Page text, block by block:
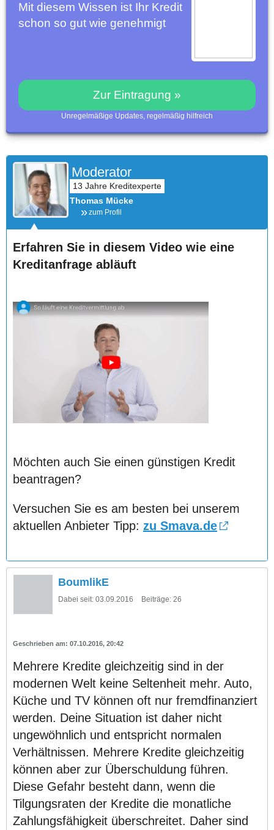
Mit diesem Wissen ist Ihr Kredit
schon so gut wie genehmigt
Zur Eintragung »
Unregelmäßige Updates, regelmäßig hilfreich
Moderator
Thomas Mücke
zum Profil
Erfahren Sie in diesem Video wie eine
Kreditanfrage abläuft
Möchten auch Sie einen günstigen Kredit
beantragen?
Versuchen Sie es am besten bei unserem
aktuellen Anbieter Tipp: zu Smava.de
BoumlikE
Dabei seit: 03.09.2016 Beiträge: 26
07.10.2016, 20:42
Mehrere Kredite gleichzeitig sind in der
modernen Welt keine Seltenheit mehr. Auto,
Küche und TV können oft nur fremdfinanziert
werden. Deine Situation ist daher nicht
ungewöhnlich und entspricht normalen
Verhältnissen. Mehrere Kredite gleichzeitig
können aber zur Überschuldung führen.
Diese Gefahr besteht dann, wenn die
Tilgungsraten der Kredite die monatliche
Zahlungsfähigkeit überschreitet. Daher sind